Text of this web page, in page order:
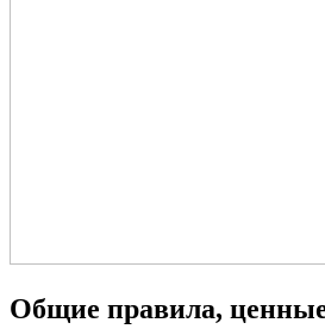
Общие правила,